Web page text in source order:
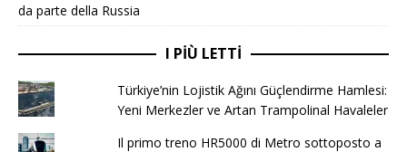
da parte della Russia
I PIÙ LETTI
Türkiye’nin Lojistik Ağını Güçlendirme Hamlesi:
Yeni Merkezler ve Artan Trampolinal Havaleler
Il primo treno HR5000 di Metro sottoposto a